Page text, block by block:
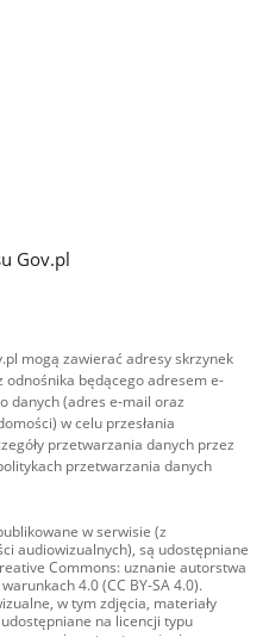
Gov.pl
mogą zawierać adresy skrzynek
odnośnika będącego adresem e-
danych (adres e-mail oraz
w celu przesłania
przetwarzania danych przez
przetwarzania danych
w serwisie (z
audiowizualnych), są udostępniane
Commons: uznanie autorstwa
4.0 (CC BY-SA 4.0).
w tym zdjęcia, materiały
na licencji typu